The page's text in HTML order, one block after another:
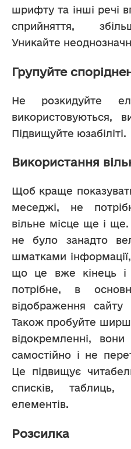
шрифту та інші речі
сприйняття,
Уникайте
Групуйте
Не розкидуйте
використовуються,
Підвищуйте юзабіліті.
Використання
Щоб краще
меседжі, не
вільне місце ще і
не було занадто
шматками
що це вже кінець і
потрібне, в
відображення сайту
Також пробуйте
відокремленні,
самостійно і не
Це підвищує
списків, таблиць,
елементів.
Розсилка